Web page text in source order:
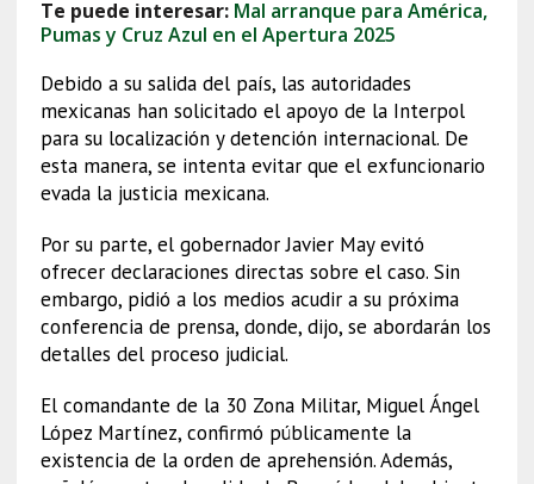
Te puede interesar: Mal arranque para América,
Pumas y Cruz Azul en el Apertura 2025
Debido a su salida del país, las autoridades
mexicanas han solicitado el apoyo de la Interpol
para su localización y detención internacional. De
esta manera, se intenta evitar que el exfuncionario
evada la justicia mexicana.
Por su parte, el gobernador Javier May evitó
ofrecer declaraciones directas sobre el caso. Sin
embargo, pidió a los medios acudir a su próxima
conferencia de prensa, donde, dijo, se abordarán los
detalles del proceso judicial.
El comandante de la 30 Zona Militar, Miguel Ángel
López Martínez, confirmó públicamente la
existencia de la orden de aprehensión. Además,